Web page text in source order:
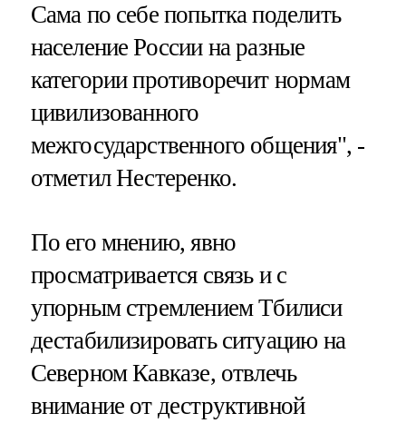
Сама по себе попытка поделить
население России на разные
категории противоречит нормам
цивилизованного
межгосударственного общения", -
отметил Нестеренко.
По его мнению, явно
просматривается связь и с
упорным стремлением Тбилиси
дестабилизировать ситуацию на
Северном Кавказе, отвлечь
внимание от деструктивной